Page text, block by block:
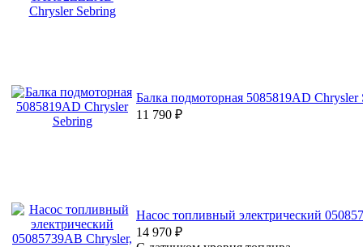
Балка подмоторная 5085819AD Chrysler
11 790 ₽
Насос топливный электрический
14 970 ₽